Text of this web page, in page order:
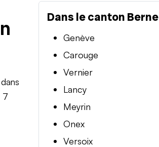
7
Dans le canton Berne
Genève
Carouge
Vernier
Lancy
Meyrin
Onex
Versoix